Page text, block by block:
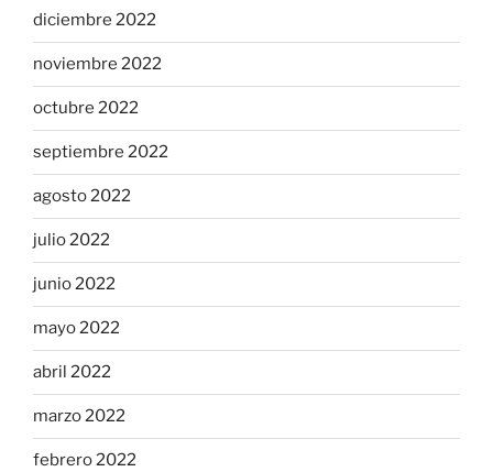
diciembre 2022
noviembre 2022
octubre 2022
septiembre 2022
agosto 2022
julio 2022
junio 2022
mayo 2022
abril 2022
marzo 2022
febrero 2022